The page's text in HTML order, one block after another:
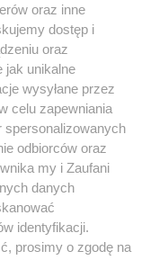
być powielany i
w jakikolwiek sposób (w
jakimkolwiek polu
umieszczaniem w Internecie
użycie lub
z naruszeniem prawa, tzn.
kary i może być ścigane
oraz inne
dostęp i
oraz
jak unikalne
wysyłane przez
celu zapewniania
spersonalizowanych
odbiorców oraz
my i Zaufani
danych
identyfikacji.
prosimy o zgodę na